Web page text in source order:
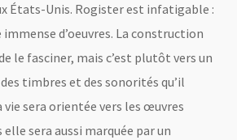
États-Unis. Rogister est infatigable :
d’oeuvres. La construction
le fasciner, mais c’est plutôt vers un
timbres et des sonorités qu’il
vie sera orientée vers les œuvres
sera aussi marquée par un